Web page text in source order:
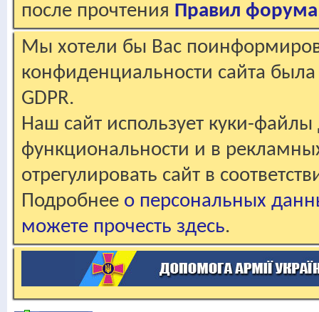
после прочтения Правил форума
Мы хотели бы Вас
конфиденциальности сайта
GDPR.
Наш сайт использует куки-файлы
функциональности и в
отрегулировать сайт в
Подробнее о персональных
можете прочесть здесь.